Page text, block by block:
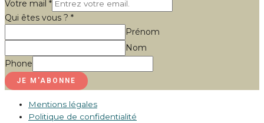
Qui
vous
Votre mail *
Qui êtes vous ? *
Prénom
Nom
Phone
JE M'ABONNE
Mentions légales
Politique de confidentialité